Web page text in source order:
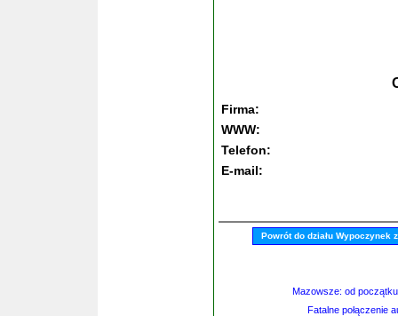
Firma:
WWW:
Telefon:
E-mail:
Powrót do działu Wypoczynek
Mazowsze: od
Fatalne połączenie